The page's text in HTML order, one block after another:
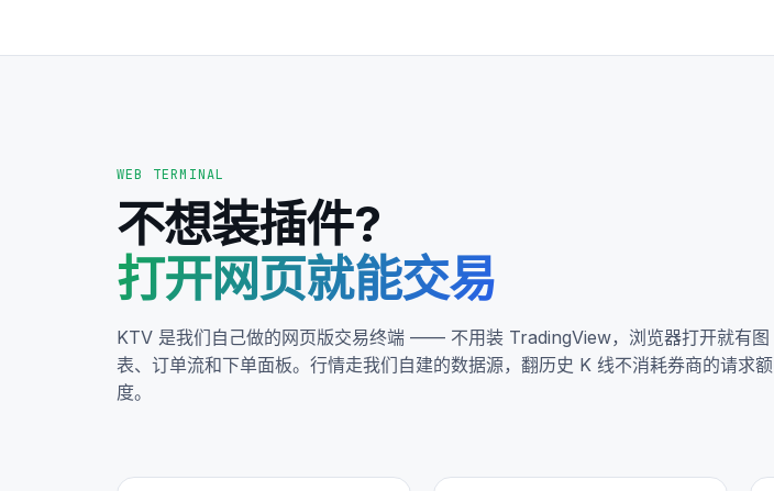
WEB TERMINAL
不想装插件?
打开网页就能交易
KTV 是我们自己做的网页版交易终端 —— 不用装 TradingView，浏览器打开就有图
表、订单流和下单面板。行情走我们自建的数据源，翻历史 K 线不消耗券商的请求额
度。